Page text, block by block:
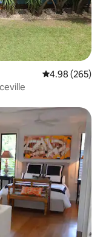
Calificación
4.98 (265)